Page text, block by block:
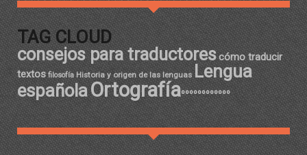
TAG CLOUD
consejos para traductorescómo traducir
textos filosofía Historia y origen de las lenguas Lengua
españolaOrtografíaºººººººººººº